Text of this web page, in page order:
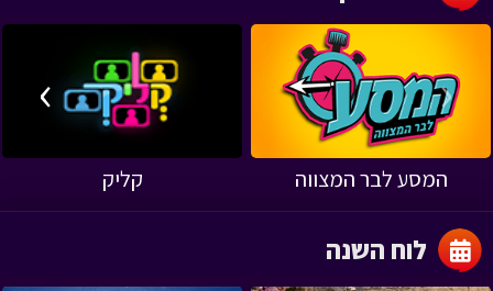
המסע לבר המצווה קליק
‹
›